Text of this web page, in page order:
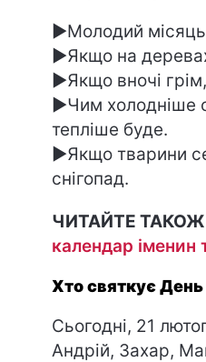
►Молодий
►Якщо на
►Якщо вночі
►Чим холодніше
тепліше буде.
►Якщо тварини
снігопад.
ЧИТАЙТЕ
календар іменин
Хто святкує День
Сьогодні, 21
Андрій, Захар,